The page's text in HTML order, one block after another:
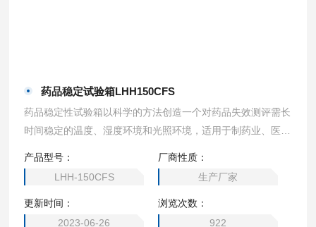
药品稳定试验箱LHH150CFS
药品稳定性试验箱以科学的方法创造一个对药品失效测评需长
时间稳定的温度、湿度环境和光照环境，适用于制药业、医
学的潜心研究。
产品型号：
LHH-150CFS
厂商性质：
生产厂家
更新时间：
2023-06-26
浏览次数：
922